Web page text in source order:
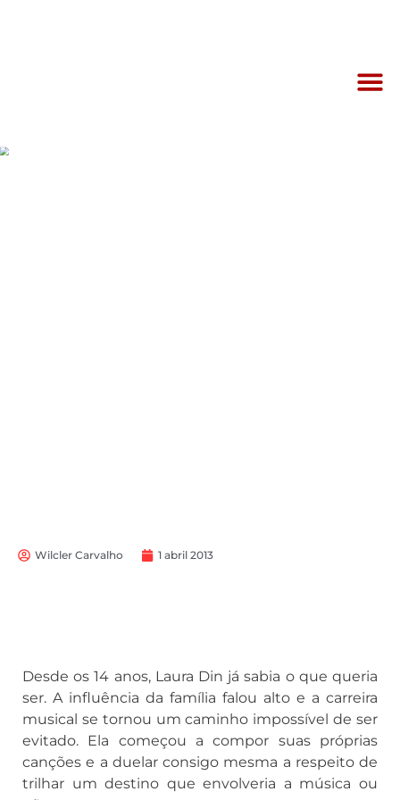
Wilcler Carvalho 1 abril 2013
Desde os 14 anos, Laura Din já sabia o que queria
ser. A influência da família falou alto e a carreira
musical se tornou um caminho impossível de ser
evitado. Ela começou a compor suas próprias
canções e a duelar consigo mesma a respeito de
trilhar um destino que envolveria a música ou